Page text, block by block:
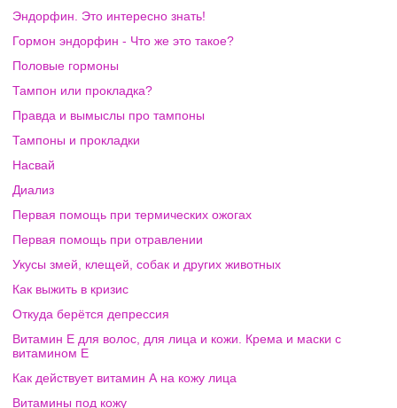
Эндорфин. Это интересно знать!
Гормон эндорфин - Что же это такое?
Половые гормоны
Тампон или прокладка?
Правда и вымыслы про тампоны
Тампоны и прокладки
Насвай
Диализ
Первая помощь при термических ожогах
Первая помощь при отравлении
Укусы змей, клещей, собак и других животных
Как выжить в кризис
Откуда берётся депрессия
Витамин Е для волос, для лица и кожи. Крема и маски с
витамином Е
Как действует витамин А на кожу лица
Витамины под кожу